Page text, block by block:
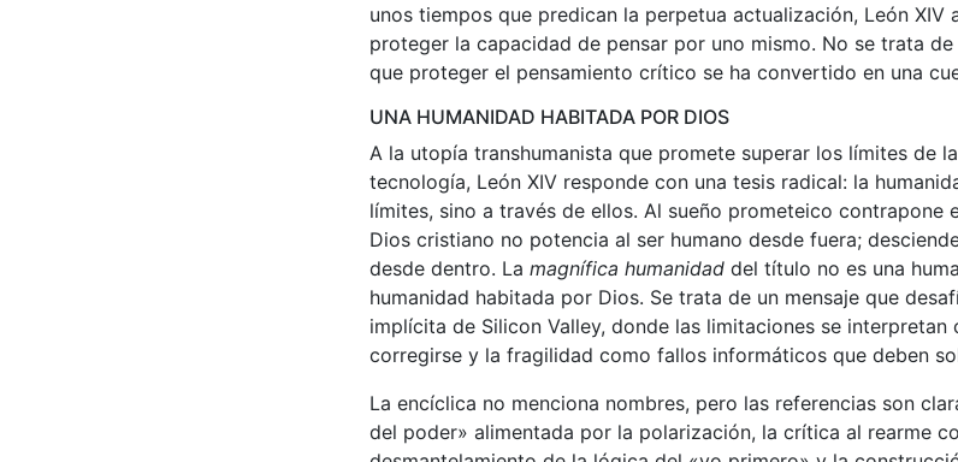
unos tiempos que predican la perpetua actualización, León XIV
proteger la capacidad de pensar por uno mismo. No se trata
que proteger el pensamiento crítico se ha convertido en una
UNA HUMANIDAD HABITADA POR DIOS
A la utopía transhumanista que promete superar los límites de
tecnología, León XIV responde con una tesis radical: la
límites, sino a través de ellos. Al sueño prometeico contrapone
Dios cristiano no potencia al ser humano desde fuera;
desde dentro. La magnífica humanidad del título no es una
humanidad habitada por Dios. Se trata de un mensaje que
implícita de Silicon Valley, donde las limitaciones se
corregirse y la fragilidad como fallos informáticos que deben
La encíclica no menciona nombres, pero las referencias son
del poder» alimentada por la polarización, la crítica al rearme